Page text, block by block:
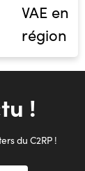
VAE en
région
!
du C2RP !